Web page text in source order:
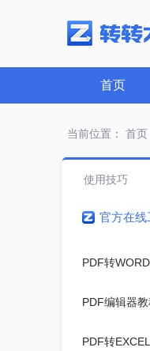
首页
当前位置： 首页
使用技巧
官方在线
PDF转
PDF编辑器教
PDF转